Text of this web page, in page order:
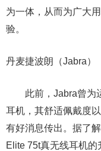
为一体，从而为广大
验。
丹麦捷波朗（Jabra）
此前，Jabra曾为运
耳机，其舒适佩戴度
有好消息传出。据了
Elite 75t真无线耳机